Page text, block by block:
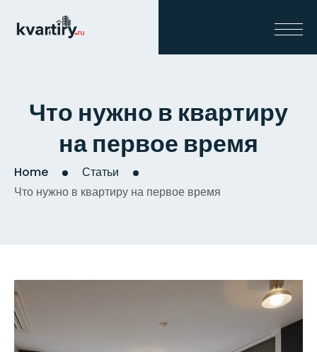
Что нужно в квартиру
на первое время
Home
Статьи
Что нужно в квартиру на первое время